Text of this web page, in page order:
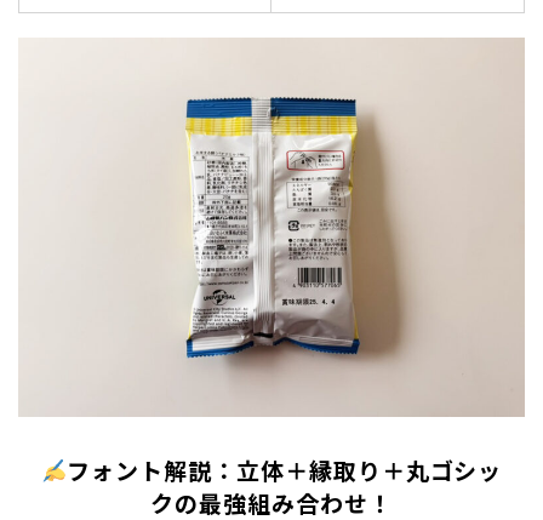
フォント解説：立体＋縁取り＋丸ゴシッ
クの最強組み合わせ！